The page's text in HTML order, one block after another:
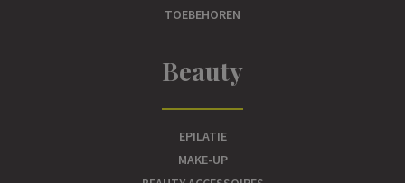
TOEBEHOREN
Beauty
EPILATIE
MAKE-UP